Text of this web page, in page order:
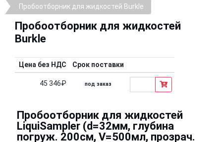
Пробоотборник для жидкостей Burkle
Пробоотборник для жидкостей
Burkle
Цена без НДС Срок поставки
45 346₽ под заказ
Пробоотборник для жидкостей
LiquiSampler (d=32мм, глубина
погруж. 200cм, V=500мл, прозрач.